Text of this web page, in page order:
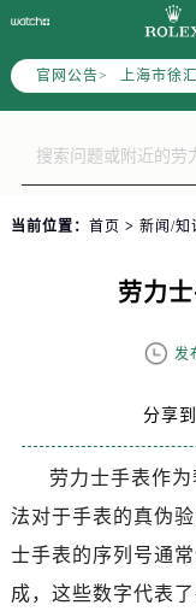
官网公告>
节假日正
当前位置： 首页 > 新闻/知
劳力
发
分享
劳力士手表作
法对于手表的真伪
士手表的序列号通
成，这些数字代表